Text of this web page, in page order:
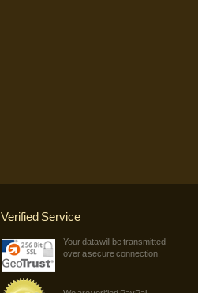
Verified Service
Your data will be transmitted
over a secure connection.